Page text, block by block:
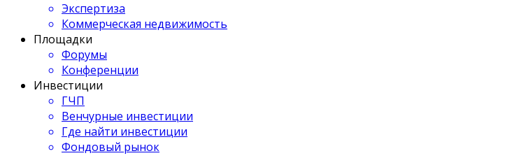
Экспертиза
Коммерческая недвижимость
Площадки
Форумы
Конференции
Инвестиции
ГЧП
Венчурные инвестиции
Где найти инвестиции
Фондовый рынок